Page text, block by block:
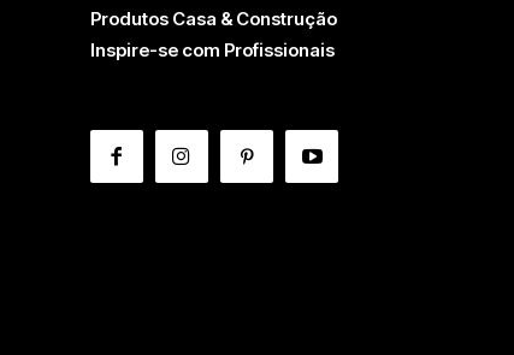
Produtos Casa & Construção
Inspire-se com Profissionais